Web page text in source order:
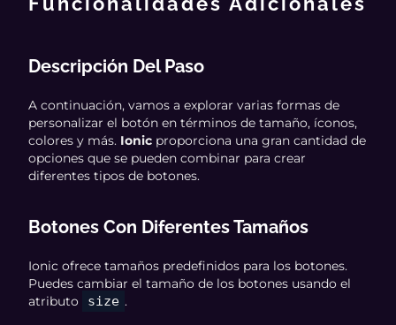
Descripción Del Paso
A continuación, vamos a explorar varias formas de
personalizar el botón en términos de tamaño, íconos,
colores y más. Ionic proporciona una gran cantidad de
opciones que se pueden combinar para crear
diferentes tipos de botones.
Botones Con Diferentes Tamaños
Ionic ofrece tamaños predefinidos para los botones.
Puedes cambiar el tamaño de los botones usando el
atributo
size .